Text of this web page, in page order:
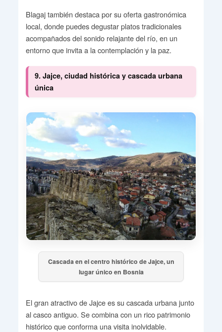
Blagaj también destaca por su oferta gastronómica
local, donde puedes degustar platos tradicionales
acompañados del sonido relajante del río, en un
entorno que invita a la contemplación y la paz.
9. Jajce, ciudad histórica y cascada urbana
única
Cascada en el centro histórico de Jajce, un
lugar único en Bosnia
El gran atractivo de Jajce es su cascada urbana junto
al casco antiguo. Se combina con un rico patrimonio
histórico que conforma una visita inolvidable.